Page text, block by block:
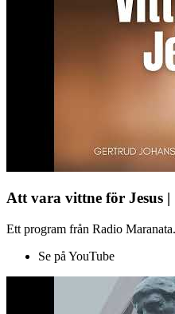
Att vara vittne för Jesus
Ett program från Radio Maranata.
Se på YouTube